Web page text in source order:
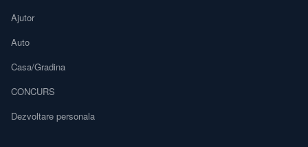
Ajutor
Auto
Casa/Gradina
CONCURS
Dezvoltare personala